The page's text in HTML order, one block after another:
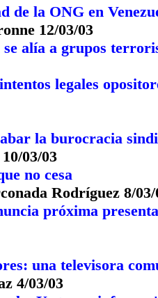
de la ONG en
12/03/03
se alía a grupos
legales
la burocracia
03/03
no cesa
Rodríguez 8/03/
próxima
una televisora
4/03/03